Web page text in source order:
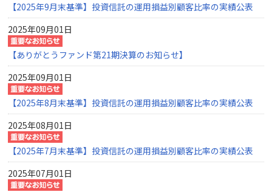
【2025年9月末基準】投資信託の運用損益別顧客比率の実績公表
2025年09月01日
【ありがとうファンド第21期決算のお知らせ】
2025年09月01日
【2025年8月末基準】投資信託の運用損益別顧客比率の実績公表
2025年08月01日
【2025年7月末基準】投資信託の運用損益別顧客比率の実績公表
2025年07月01日